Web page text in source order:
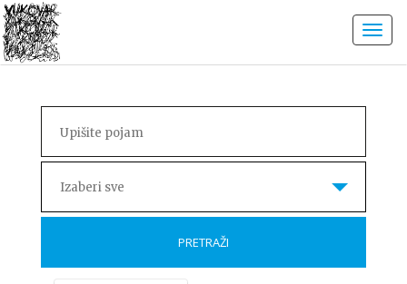
Izaberi sve
PRETRAŽI